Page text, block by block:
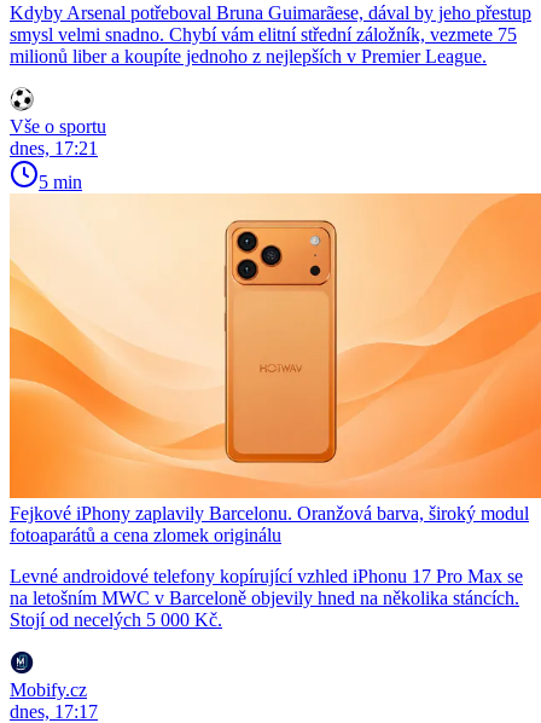
Kdyby Arsenal potřeboval Bruna Guimarãese, dával by jeho přestup
smysl velmi snadno. Chybí vám elitní střední záložník, vezmete 75
milionů liber a koupíte jednoho z nejlepších v Premier League.
Vše o sportu
dnes, 17:21
5 min
Fejkové iPhony zaplavily Barcelonu. Oranžová barva, široký modul
fotoaparátů a cena zlomek originálu
Levné androidové telefony kopírující vzhled iPhonu 17 Pro Max se
na letošním MWC v Barceloně objevily hned na několika stáncích.
Stojí od necelých 5 000 Kč.
Mobify.cz
dnes, 17:17